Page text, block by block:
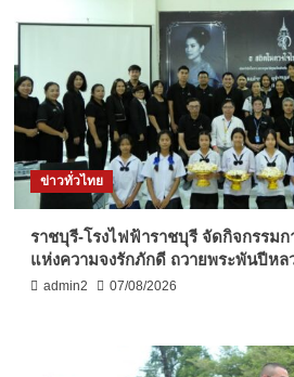
ข่าวทั่วไทย
ราชบุรี-โรงไฟฟ้าราชบุรี จัดกิจกรรม
แห่งความจงรักภักดี ถวายพระพันปีหล
admin2 07/08/2026